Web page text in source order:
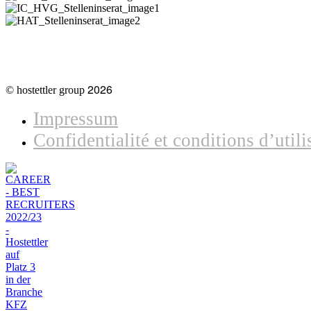
© hostettler group 2026
Impressum
Confidentialité et conditions